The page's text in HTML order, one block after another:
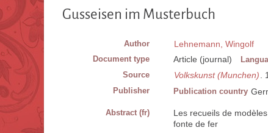
Gusseisen im Musterbuch
Author Lehnemann, Wingolf
Document type Article (journal)
Source Volkskunst (Munchen)
Publisher Publication country
Abstract (fr)
Les recueils de
fonte de fer